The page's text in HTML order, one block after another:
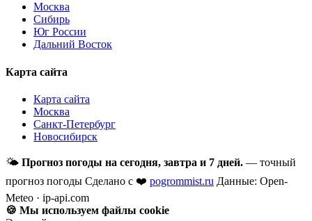
Москва
Сибирь
Юг России
Дальний Восток
Карта сайта
Карта сайта
Москва
Санкт-Петербург
Новосибирск
🌤 Прогноз погоды на сегодня, завтра и 7 дней. — точный
прогноз погоды Сделано с ❤️ pogrommist.ru Данные: Open-
Meteo · ip-api.com
🍪 Мы используем файлы cookie